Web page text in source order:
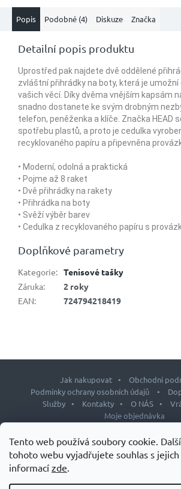
Tento web používá soubory cookie.
tohoto webu vyjadřujete souhlas s
informací zde.
Popis Podobné (4) Diskuze Značka
Detailní popis produktu
Uprostřed pak najdete dvě oddělené
zvláštní přihrádky na boty, která je
vašich věcí. Díky dvěma vnějším kapsám
snadno dostanete ke svým drobným
telefon, peněženka a klíče. Značka HEAD
spotřebu plastů, a proto je cedulka
recyklovaného papíru a připevněna
• Moderní, odolná a praktická
• Pojme až 8 raket
• Dvě přihrádky na rakety
• Přihrádka na boty
• Svěží výběr barev
• Cedulka z recyklovaného papíru s
Doplňkové parametry
Kategorie: Tenisové tašky
Záruka:
2 roky
EAN: 724794218419
Jak nakupovat
Obchodní
Podmínky ochrany osobních údajů
Služby
Kontakty O NÁS
Moje objednávka